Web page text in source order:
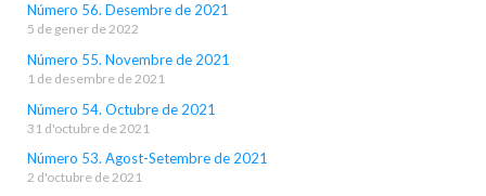
Número 56. Desembre de 2021
5 de gener de 2022
Número 55. Novembre de 2021
1 de desembre de 2021
Número 54. Octubre de 2021
31 d'octubre de 2021
Número 53. Agost-Setembre de 2021
2 d'octubre de 2021